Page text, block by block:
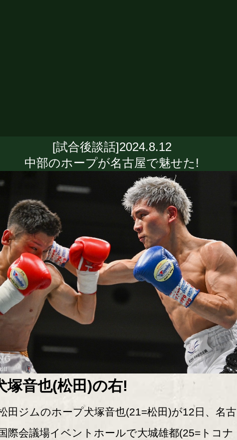
[試合後談話]2024.8.12
中部のホープが名古屋で魅せた!
塚音也(松田)の右!
ジムのホープ犬塚音也(21=松田)が12日、名古
際会議場イベントホールで大城雄都(25=トコナ